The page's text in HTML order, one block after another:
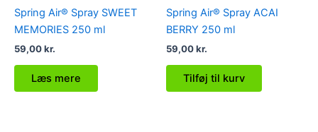
Spring Air® Spray SWEET
MEMORIES 250 ml
59,00kr.
Læs mere
Spring Air® Spray ACAI
BERRY 250 ml
59,00kr.
Tilføj til kurv